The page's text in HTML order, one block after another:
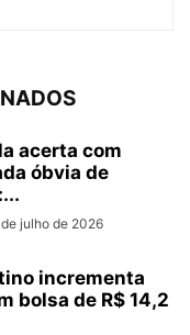
acerta com
óbvia de
julho de 2026
incrementa
bolsa de R$ 14,2